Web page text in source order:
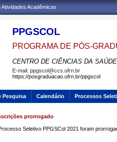
Acadêmicas
PPGSCOL
PROGRAMA DE PÓS-
CENTRO DE CIÊNCIAS DA SAÚDE
E-mail: ppgscol@ccs.ufrn.br
https://posgraduacao.ufrn.br/ppgscol
Pesquisa Calendário Processos
prorrogado
Seletivo PPGSCol 2021 foram